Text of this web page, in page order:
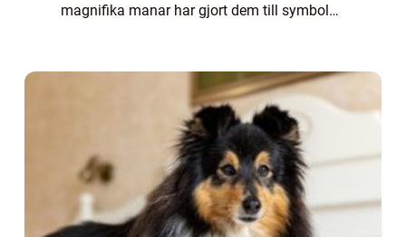
magnifika manar har gjort dem till symboler